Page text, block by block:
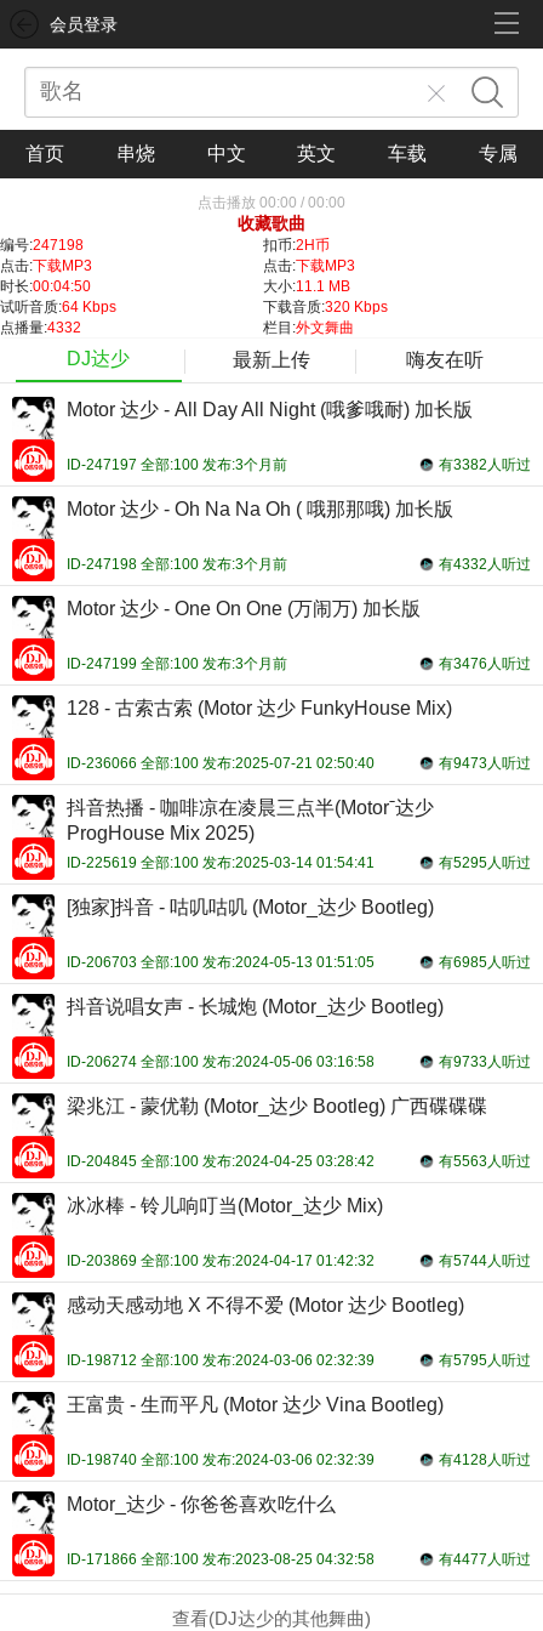
会员登录
首页 串烧 中文 英文 车载 专属
点击播放 00:00 / 00:00
收藏歌曲
编号:247198 扣币:2H币
点击:下载MP3 点击:下载MP3
时长:00:04:50 大小:11.1 MB
试听音质:64 Kbps 下载音质:320 Kbps
点播量:4332 栏目:外文舞曲
DJ达少 最新上传 嗨友在听
Motor 达少 - All Day All Night (哦爹哦耐) 加长版
有3382人听过
ID-247197 全部:100 发布:3个月前
Motor 达少 - Oh Na Na Oh ( 哦那那哦) 加长版
有4332人听过
ID-247198 全部:100 发布:3个月前
Motor 达少 - One On One (万闹万) 加长版
有3476人听过
ID-247199 全部:100 发布:3个月前
128 - 古索古索 (Motor 达少 FunkyHouse Mix)
有9473人听过
ID-236066 全部:100 发布:2025-07-21 02:50:40
抖音热播 - 咖啡凉在凌晨三点半(Motorˉ达少
ProgHouse Mix 2025)
有5295人听过
ID-225619 全部:100 发布:2025-03-14 01:54:41
[独家]抖音 - 咕叽咕叽 (Motor_达少 Bootleg)
有6985人听过
ID-206703 全部:100 发布:2024-05-13 01:51:05
抖音说唱女声 - 长城炮 (Motor_达少 Bootleg)
有9733人听过
ID-206274 全部:100 发布:2024-05-06 03:16:58
梁兆江 - 蒙优勒 (Motor_达少 Bootleg) 广西碟碟碟
有5563人听过
ID-204845 全部:100 发布:2024-04-25 03:28:42
冰冰棒 - 铃儿响叮当(Motor_达少 Mix)
有5744人听过
ID-203869 全部:100 发布:2024-04-17 01:42:32
感动天感动地 X 不得不爱 (Motor 达少 Bootleg)
有5795人听过
ID-198712 全部:100 发布:2024-03-06 02:32:39
王富贵 - 生而平凡 (Motor 达少 Vina Bootleg)
有4128人听过
ID-198740 全部:100 发布:2024-03-06 02:32:39
Motor_达少 - 你爸爸喜欢吃什么
有4477人听过
ID-171866 全部:100 发布:2023-08-25 04:32:58
查看(DJ达少的其他舞曲)